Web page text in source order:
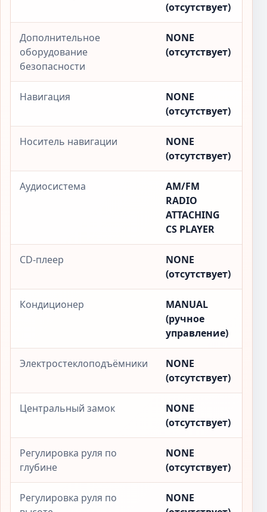
(отсутствует)
Дополнительное
оборудование
безопасности
NONE
(отсутствует)
Навигация
NONE
(отсутствует)
Носитель навигации
NONE
(отсутствует)
Аудиосистема
AM/FM
RADIO
ATTACHING
CS PLAYER
CD-плеер
NONE
(отсутствует)
Кондиционер
MANUAL
(ручное
управление)
Электростеклоподъёмники
NONE
(отсутствует)
Центральный замок
NONE
(отсутствует)
Регулировка руля по
глубине
NONE
(отсутствует)
Регулировка руля по
NONE